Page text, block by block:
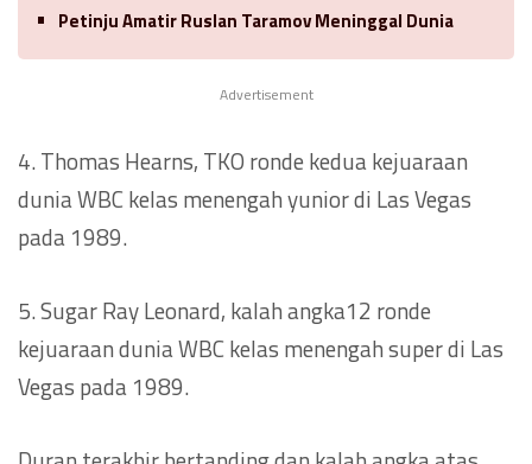
Petinju Amatir Ruslan Taramov Meninggal Dunia
Advertisement
4. Thomas Hearns, TKO ronde kedua kejuaraan
dunia WBC kelas menengah yunior di Las Vegas
pada 1989.
5. Sugar Ray Leonard, kalah angka12 ronde
kejuaraan dunia WBC kelas menengah super di Las
Vegas pada 1989.